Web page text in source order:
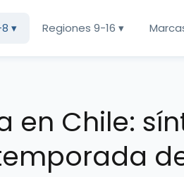
▾ Regiones 9-16 ▾
en Chile: